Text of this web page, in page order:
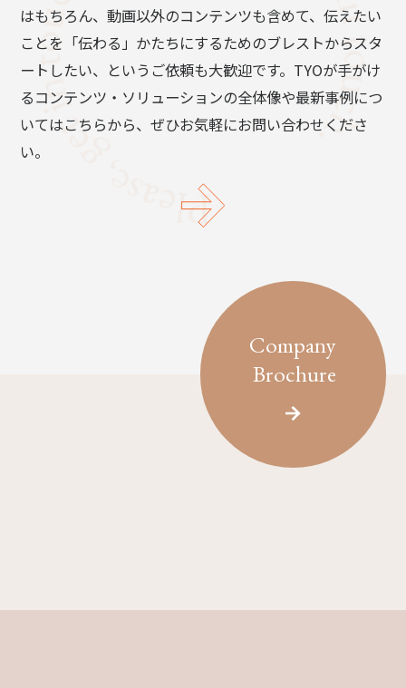
はもちろん、動画以外のコンテンツも含めて、伝えたい
ことを「伝わる」かたちにするためのブレストからスタ
ートしたい、というご依頼も大歓迎です。TYOが手がけ
るコンテンツ・ソリューションの全体像や最新事例につ
いてはこちらから、ぜひお気軽にお問い合わせくださ
い。
Company
Brochure